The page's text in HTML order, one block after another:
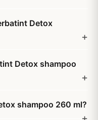
Detox
Detox shampoo
shampoo 260 ml?